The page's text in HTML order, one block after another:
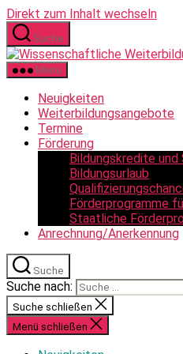
Direkt zum Inhalt wechseln
Suche
Menü
Neuigkeiten
Weiterbildungsangebote
Termine
Förderung
Bildungskredite und
Bildungsurlaub
Förderprogramme
Staatliche
Anrechnung/Anerkennung
Suche
Suche nach:
Suche schließen
Menü schließen